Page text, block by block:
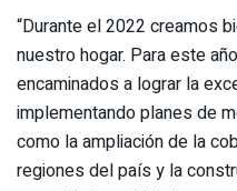
“Durante el 2022 creamos
nuestro hogar. Para este
encaminados a lograr la
implementando planes de
como la ampliación de la
regiones del país y la